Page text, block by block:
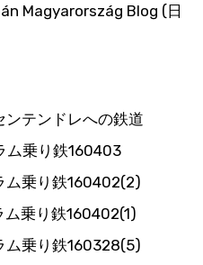
Magyarország Blog (日
ンテンドレへの鉄道
ム乗り鉄160403
ム乗り鉄160402(2)
ム乗り鉄160402(1)
ム乗り鉄160328(5)